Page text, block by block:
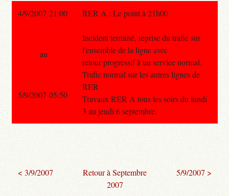
4/9/2007 21:00 RER A : Le point à 21h00
Incident terminé, reprise du trafic sur
l'ensemble de la ligne avec
retour progressif à un service normal.
Trafic normal sur les autres lignes de
RER
Travaux RER A tous les soirs du lundi
3 au jeudi 6 septembre.
au
5/9/2007 05:50
< 3/9/2007
Retour à Septembre
2007
5/9/2007 >